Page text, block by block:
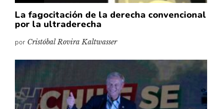
La fagocitación de la derecha convencional
por la ultraderecha
por Cristóbal Rovira Kaltwasser